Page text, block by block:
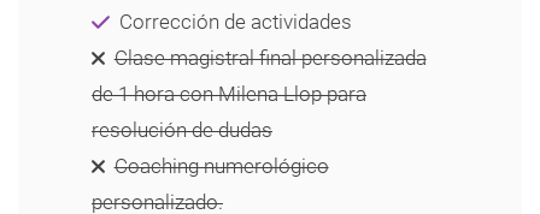
Corrección de actividades
Clase magistral final personalizada
de 1 hora con Milena Llop para
resolución de dudas
Coaching numerológico
personalizado.